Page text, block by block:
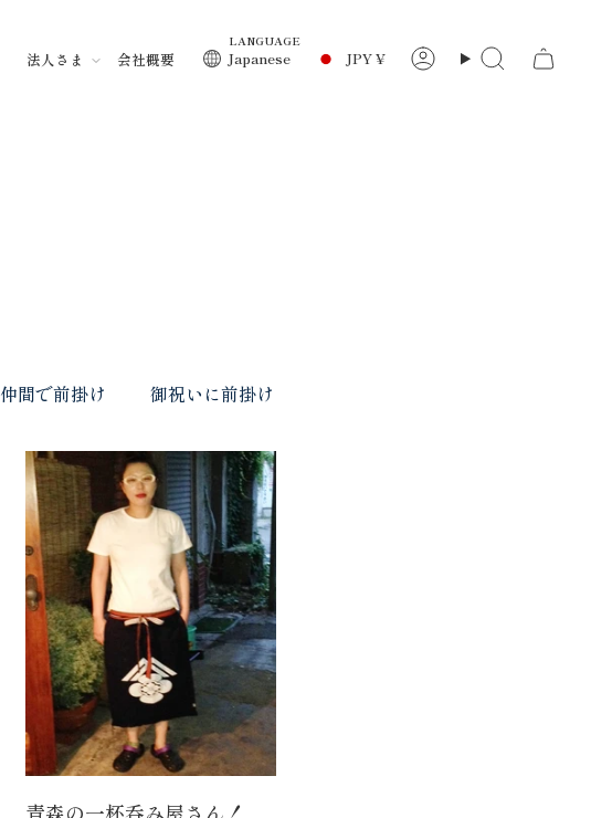
法人さま 会社概要
LANGUAGE
Japanese
通
JPY ¥ ア 検
仲間で前掛け 御祝いに前掛け